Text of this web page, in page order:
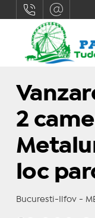
2
loc
Bucuresti-Ilfov -